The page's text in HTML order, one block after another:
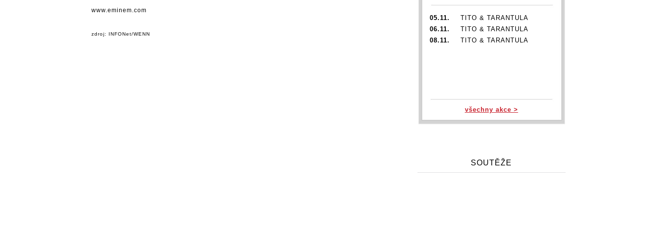
www.eminem.com
zdroj: INFONet/WENN
05.11.
TITO & TARANTULA
06.11.
TITO & TARANTULA
08.11.
TITO & TARANTULA
všechny akce >
SOUTĚŽE